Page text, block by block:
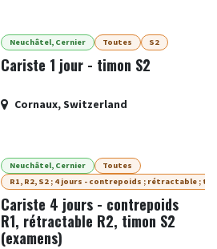
Neuchâtel, Cernier Toutes S2
Cariste 1 jour - timon S2
Cornaux,Switzerland
Neuchâtel, Cernier
Toutes
R1, R2, S2 ; 4 jours - contrepoids ; rétractable ;
Cariste 4 jours - contrepoids
R1, rétractable R2, timon S2
(examens)